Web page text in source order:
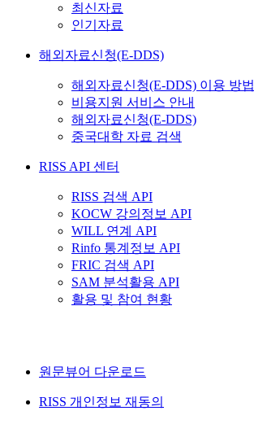
최신자료
인기자료
해외자료신청(E-DDS)
해외자료신청(E-DDS) 이용 방법
비용지원 서비스 안내
해외자료신청(E-DDS)
중국대학 자료 검색
RISS API 센터
RISS 검색 API
KOCW 강의정보 API
WILL 연계 API
Rinfo 통계정보 API
FRIC 검색 API
SAM 분석활용 API
활용 및 참여 현황
원문뷰어 다운로드
RISS 개인정보 재동의